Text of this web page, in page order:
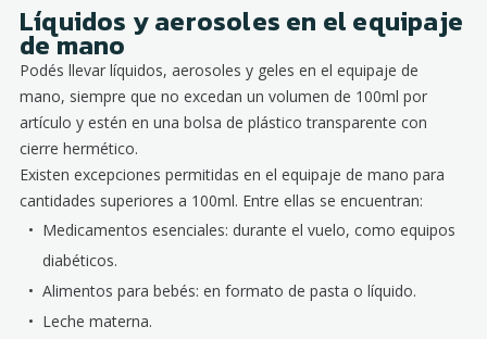
Líquidos y aerosoles en el equipaje
de mano
Podés llevar líquidos, aerosoles y geles en el equipaje de
mano, siempre que no excedan un volumen de 100ml por
artículo y estén en una bolsa de plástico transparente con
cierre hermético.
Existen excepciones permitidas en el equipaje de mano para
cantidades superiores a 100ml. Entre ellas se encuentran:
Medicamentos esenciales: durante el vuelo, como equipos
diabéticos.
Alimentos para bebés: en formato de pasta o líquido.
Leche materna.